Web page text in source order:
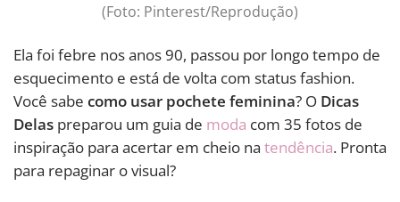
(Foto: Pinterest/Reprodução)
Ela foi febre nos anos 90, passou por longo tempo de
esquecimento e está de volta com status fashion.
Você sabe como usar pochete feminina? O Dicas
Delas preparou um guia de moda com 35 fotos de
inspiração para acertar em cheio na tendência. Pronta
para repaginar o visual?